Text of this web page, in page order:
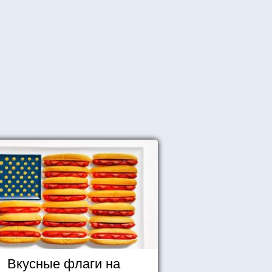
Вкусные флаги на